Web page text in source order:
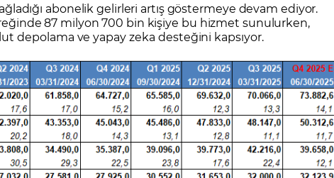
abonelik gelirleri artış göstermeye devam ediyor.
87 milyon 700 bin kişiye bu hizmet sunulurken,
depolama ve yapay zeka desteğini kapsıyor.